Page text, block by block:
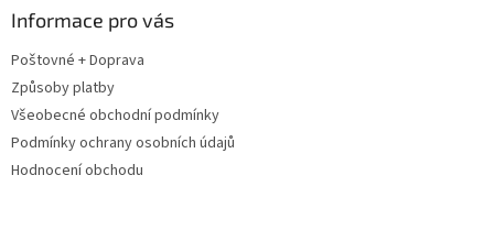
Informace pro vás
Poštovné + Doprava
Způsoby platby
Všeobecné obchodní podmínky
Podmínky ochrany osobních údajů
Hodnocení obchodu